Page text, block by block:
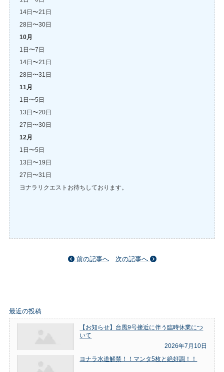
14日〜21日
28日〜30日
10月
1日〜7日
14日〜21日
28日〜31日
11月
1日〜5日
13日〜20日
27日〜30日
12月
1日〜5日
13日〜19日
27日〜31日
ヨナラリクエストお待ちしております。
前の記事へ 次の記事へ
最近の投稿
【お知らせ】台風9号接近に伴う臨時休業につ
いて
2026年7月10日
ヨナラ水道解禁！！マンタ5枚と絶好調！！